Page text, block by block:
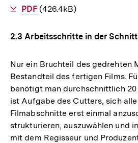
Als
PDFherunterladen
(426.4kB)
2.3 Arbeitsschritte in der
Nur ein Bruchteil des gedrehten
Bestandteil des fertigen Films.
benötigt man durchschnittlich 20
ist Aufgabe des Cutters, sich
Filmabschnitte erst einmal
strukturieren, auszuwählen und
mit dem Regisseur und